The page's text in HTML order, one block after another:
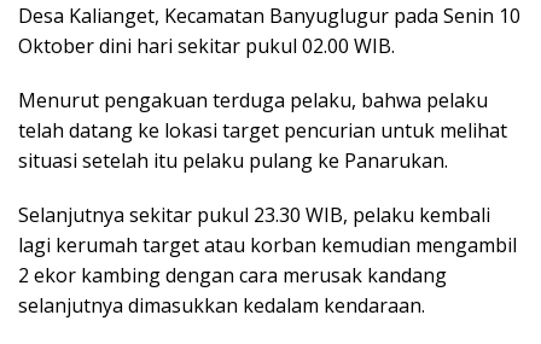
Desa Kalianget, Kecamatan Banyuglugur pada Senin 10
Oktober dini hari sekitar pukul 02.00 WIB.
Menurut pengakuan terduga pelaku, bahwa pelaku
telah datang ke lokasi target pencurian untuk melihat
situasi setelah itu pelaku pulang ke Panarukan.
Selanjutnya sekitar pukul 23.30 WIB, pelaku kembali
lagi kerumah target atau korban kemudian mengambil
2 ekor kambing dengan cara merusak kandang
selanjutnya dimasukkan kedalam kendaraan.